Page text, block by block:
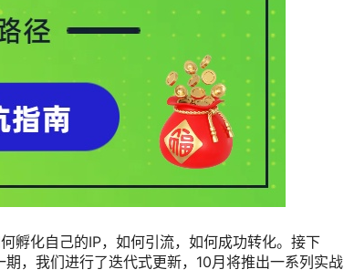
孵化自己的IP，如何引流，如何成功转化。接下
，我们进行了迭代式更新，10月将推出一系列实战